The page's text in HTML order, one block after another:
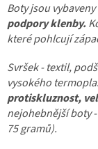
Boty jsou vybaveny
podpory klenby.
které pohlcují
Svršek - textil,
vysokého
protiskluznost,
nejohebnější boty
75 gramů).